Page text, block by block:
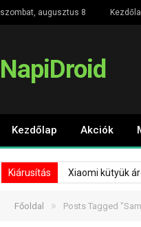
szombat, augusztus 8
NapiDroid
Kezdőlap Akciók
Kiárusítás Xiaomi kütyük
Főoldal » Posts Tagged